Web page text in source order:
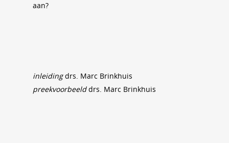
aan?
inleidingdrs. Marc Brinkhuis
preekvoorbeelddrs. Marc Brinkhuis